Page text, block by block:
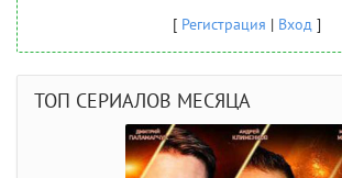
[ Регистрация | Вход]
ТОП СЕРИАЛОВ МЕСЯЦА